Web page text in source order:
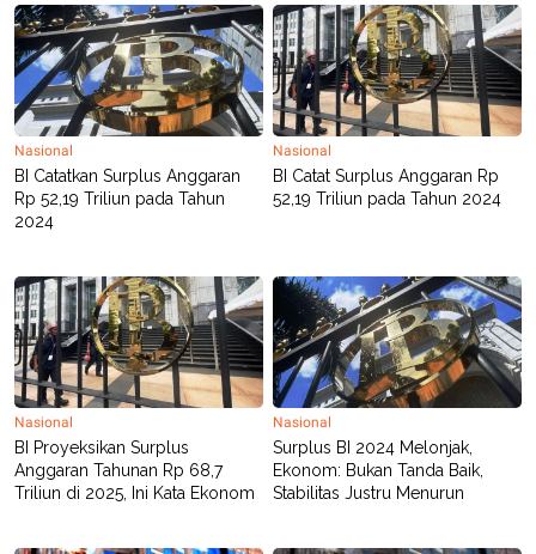
Nasional
BI Catatkan Surplus Anggaran
Rp 52,19 Triliun pada Tahun
2024
Nasional
BI Catat Surplus Anggaran Rp
52,19 Triliun pada Tahun 2024
Nasional
BI Proyeksikan Surplus
Anggaran Tahunan Rp 68,7
Triliun di 2025, Ini Kata Ekonom
Nasional
Surplus BI 2024 Melonjak,
Ekonom: Bukan Tanda Baik,
Stabilitas Justru Menurun